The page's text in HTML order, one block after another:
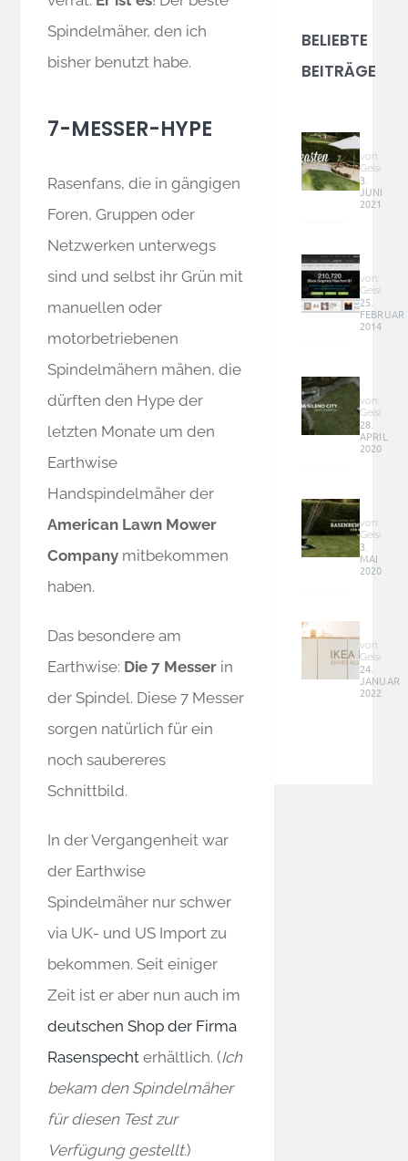
Spindelmäher, den ich
bisher benutzt habe.
7-MESSER-HYPE
Rasenfans, die in gängigen
Foren, Gruppen oder
Netzwerken unterwegs
sind und selbst ihr Grün mit
manuellen oder
motorbetriebenen
Spindelmähern mähen, die
dürften den Hype der
letzten Monate um den
Earthwise
Handspindelmäher der
American Lawn Mower
Company mitbekommen
haben.
Das besondere am
Earthwise: Die 7 Messer in
der Spindel. Diese 7 Messer
sorgen natürlich für ein
noch saubereres
Schnittbild.
In der Vergangenheit war
der Earthwise
Spindelmäher nur schwer
via UK- und US Import zu
bekommen. Seit einiger
Zeit ist er aber nun auch im
deutschen Shop der Firma
Rasenspecht erhältlich. (Ich
bekam den Spindelmäher
für diesen Test zur
Verfügung gestellt.)
BELIEBTE
BEITRÄGE
–
groß,
im
von:
Geisi
3.
JUNI
2021
&
Co
–
Online
Geld
von:
Geisi
25.
FEBRUAR
2014
Sileno
City
–
schief
an
die
–
von:
Geisi
28.
APRIL
2020
für
kleine
und
Siena
2100
von:
Geisi
3.
MAI
2020
–
Enhet
als
von:
Geisi
24.
JANUAR
2022